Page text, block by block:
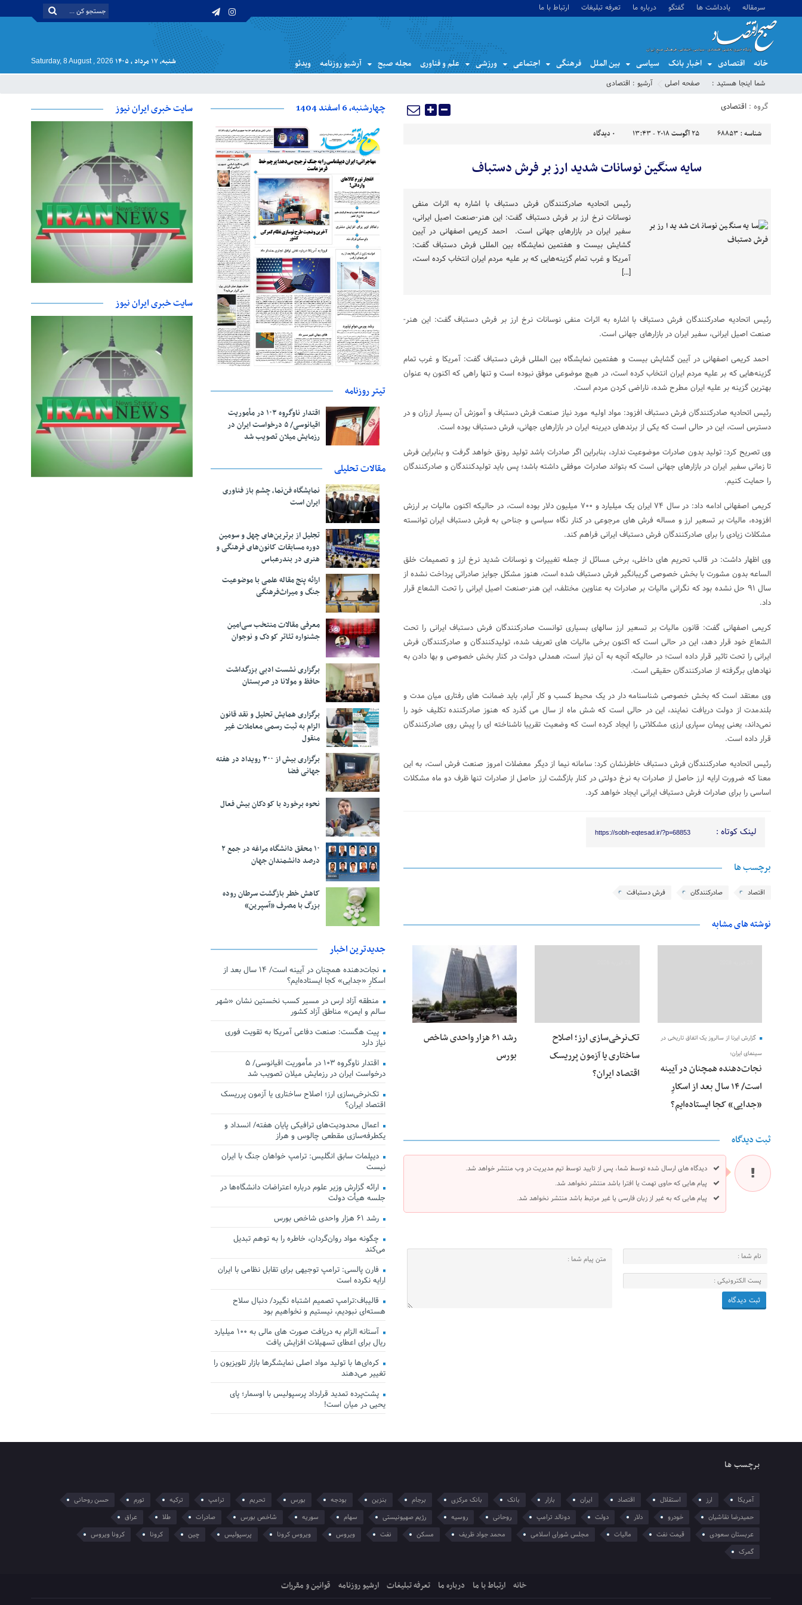
سرمقاله یادداشت ها گفتگو درباره ما تعرفه تبلیغات ارتباط با ما
خانه اقتصادی اخبار بانک سیاسی بین الملل فرهنگی اجتماعی ورزشی علم و فناوری مجله صبح آرشیو روزنامه ویدئو شنبه, ۱۷ مرداد , ۱۴۰۵ Saturday, 8 August , 2026
شما اینجا هستید : صفحه اصلی آرشیو : اقتصادی
گروه : اقتصادی
شناسه : 68853 25 آگوست 2018 - 13:43 0 دیدگاه
سایه سنگین نوسانات شدید ارز بر فرش دستباف
رئیس اتحادیه صادرکنندگان فرش دستباف با اشاره به اثرات منفی
نوسانات نرخ ارز بر فرش دستباف گفت: این هنر-صنعت اصیل ایرانی،
سفیر ایران در بازارهای جهانی است. احمد کریمی اصفهانی در آیین
گشایش بیست و هفتمین نمایشگاه بین المللی فرش دستباف گفت:
آمریکا و غرب تمام گزینه‌هایی که بر علیه مردم ایران انتخاب کرده است،
[…]
رئیس اتحادیه صادرکنندگان فرش دستباف با اشاره به اثرات منفی نوسانات نرخ ارز بر فرش دستباف گفت: این هنر-
صنعت اصیل ایرانی، سفیر ایران در بازارهای جهانی است.
احمد کریمی اصفهانی در آیین گشایش بیست و هفتمین نمایشگاه بین المللی فرش دستباف گفت: آمریکا و غرب تمام
گزینه‌هایی که بر علیه مردم ایران انتخاب کرده است، در هیچ موضوعی موفق نبوده است و تنها راهی که اکنون به عنوان
بهترین گزینه بر علیه ایران مطرح شده، ناراضی کردن مردم است.
رئیس اتحادیه صادرکنندگان فرش دستباف افزود: مواد اولیه مورد نیاز صنعت فرش دستباف و آموزش آن بسیار ارزان و در
دسترس است، این در حالی است که یکی از برندهای دیرینه ایران در بازارهای جهانی، فرش دستباف بوده است.
وی تصریح کرد: تولید بدون صادرات موضوعیت ندارد، بنابراین اگر صادرات باشد تولید رونق خواهد گرفت و بنابراین فرش
تا زمانی سفیر ایران در بازارهای جهانی است که بتواند صادرات موفقی داشته باشد؛ پس باید تولیدکنندگان و صادرکنندگان
را حمایت کنیم.
کریمی اصفهانی ادامه داد: در سال ۷۴ ایران یک میلیارد و ۷۰۰ میلیون دلار بوده است، در حالیکه اکنون مالیات بر ارزش
افزوده، مالیات بر تسعیر ارز و مساله فرش های مرجوعی در کنار نگاه سیاسی و جناحی به فرش دستباف ایران توانسته
مشکلات زیادی را برای صادرکنندگان فرش دستباف ایرانی فراهم کند.
وی اظهار داشت: در قالب تحریم های داخلی، برخی مسائل از جمله تغییرات و نوسانات شدید نرخ ارز و تصمیمات خلق
الساعه بدون مشورت با بخش خصوصی گریبانگیر فرش دستباف شده است، هنوز مشکل جوایز صادراتی پرداخت نشده از
سال ۹۱ حل نشده بود که نگرانی مالیات بر صادرات به عناوین مختلف، این هنر-صنعت اصیل ایرانی را تحت الشعاع قرار
داد.
کریمی اصفهانی گفت: قانون مالیات بر تسعیر ارز سالهای بسیاری توانست صادرکنندگان فرش دستباف ایرانی را تحت
الشعاع خود قرار دهد، این در حالی است که اکنون برخی مالیات های تعریف شده، تولیدکنندگان و صادرکنندگان فرش
ایرانی را تحت تاثیر قرار داده است؛ در حالیکه آنچه به آن نیاز است، همدلی دولت در کنار بخش خصوصی و بها دادن به
نهادهای برگرفته از صادرکنندگان حقیقی است.
وی معتقد است که بخش خصوصی شناسنامه دار در یک محیط کسب و کار آرام، باید ضمانت های رفتاری میان مدت و
بلندمدت از دولت دریافت نمایند، این در حالی است که شش ماه از سال می گذرد که هنوز صادرکننده تکلیف خود را
نمی‌داند، یعنی پیمان سپاری ارزی مشکلاتی را ایجاد کرده است که وضعیت تقریبا ناشناخته ای را پیش روی صادرکنندگان
قرار داده است.
رئیس اتحادیه صادرکنندگان فرش دستباف خاطرنشان کرد: سامانه نیما از دیگر معضلات امروز صنعت فرش است، به این
معنا که ضرورت ارایه ارز حاصل از صادرات به نرخ دولتی در کنار بازگشت ارز حاصل از صادرات تنها ظرف دو ماه مشکلات
اساسی را برای صادرات فرش دستباف ایرانی ایجاد خواهد کرد.
لینک کوتاه : https://sobh-eqtesad.ir/?p=68853
برچسب ها
اقتصاد صادرکنندگان فرش دستبافت
نوشته های مشابه
گزارش ایرنا از سالروز یک اتفاق تاریخی در
سینمای ایران؛
نجات‌دهنده‌ همچنان در آیینه
است/ ۱۴ سال بعد از اسکارِ
«جدایی» کجا ایستاده‌ایم؟
تک‌نرخی‌سازی ارز؛ اصلاح
ساختاری یا آزمون پرریسک
اقتصاد ایران؟
رشد ۶۱ هزار واحدی شاخص
بورس
ثبت دیدگاه
دیدگاه های ارسال شده توسط شما، پس از تایید توسط تیم مدیریت در وب منتشر خواهد شد.
پیام هایی که حاوی تهمت یا افترا باشد منتشر نخواهد شد.
پیام هایی که به غیر از زبان فارسی یا غیر مرتبط باشد منتشر نخواهد شد.
چهارشنبه، 6 اسفند 1404
تیتر روزنامه
اقتدار ناوگروه ۱۰۳ در مأموریت‌
اقیانوسی/ ۵ درخواست ایران در
رزمایش میلان تصویب شد
مقالات تحلیلی
نمایشگاه فن‌نما، چشم باز فناوری
ایران است
تجلیل از بر‌ترین‌های چهل و سومین
دوره مسابقات کانون‌های فرهنگی و
هنری در بندرعباس
ارائه پنج مقاله علمی با موضوعیت
جنگ و میراث‌فرهنگی
معرفی مقالات منتخب سی‌امین
جشنواره تئاتر کودک و نوجوان
برگزاری نشست ادبی بزرگداشت
حافظ و مولانا در صربستان
برگزاری همایش تحلیل و نقد قانون
الزام به ثبت رسمی معاملات غیر
منقول
برگزاری بیش از ۳۰۰ رویداد در هفته
جهانی فضا
نحوه برخورد با کودکان بیش فعال
۱۰ محقق دانشگاه مراغه در جمع ۲
درصد دانشمندان جهان
کاهش خطر بازگشت سرطان روده
بزرگ با مصرف «آسپرین»
جدیدترین اخبار
نجات‌دهنده‌ همچنان در آیینه است/ ۱۴ سال بعد از
اسکارِ «جدایی» کجا ایستاده‌ایم؟
منطقه آزاد ارس در مسیر کسب نخستین نشان «شهر
سالم و ایمن» مناطق آزاد کشور
پیت هگست: صنعت دفاعی آمریکا به تقویت فوری
نیاز دارد
اقتدار ناوگروه ۱۰۳ در مأموریت‌ اقیانوسی/ ۵
درخواست ایران در رزمایش میلان تصویب شد
تک‌نرخی‌سازی ارز؛ اصلاح ساختاری یا آزمون پرریسک
اقتصاد ایران؟
اعمال محدودیت‌های ترافیکی پایان هفته/ انسداد و
یکطرفه‌سازی مقطعی چالوس و هراز
دیپلمات سابق انگلیس:‌ ترامپ خواهان جنگ با ایران
نیست
ارائه گزارش وزیر علوم درباره اعتراضات دانشگاه‌ها در
جلسه هیأت دولت
رشد ۶۱ هزار واحدی شاخص بورس
چگونه مواد روان‌گردان، خاطره را به توهم تبدیل
می‌کند
فارن پالسی: ترامپ توجیهی برای تقابل نظامی با ایران
ارایه نکرده است
قالیباف:ترامپ تصمیم اشتباه نگیرد/ دنبال سلاح
هسته‌ای نبودیم، نیستیم و نخواهیم بود
آستانه الزام به دریافت صورت های مالی به ۱۰۰ میلیارد
ریال برای اعطای تسهیلات افزایش یافت
کره‌ای‌ها با تولید مواد اصلی نمایشگرها بازار تلویزیون را
تغییر می‌دهند
پشت‌پرده تمدید قرارداد پرسپولیس با اوسمار؛ پای
یحیی در میان است!
سایت خبری ایران نیوز
سایت خبری ایران نیوز
برچسب ها
آمریکا ارز استقلال اقتصاد ایران بازار بانک بانک مرکزی برجام بنزین بودجه بورس تحریم ترامپ ترکیه تورم
حسن روحانی
حمیدرضا نقاشیان
خودرو دلار دولت دونالد ترامپ روحانی روسیه رژیم صهیونیستی سهام سوریه شاخص بورس صادرات طلا
عراق
عربستان سعودی
قیمت نفت مالیات مجلس شورای اسلامی محمد جواد ظریف مسکن نفت ویروس ویروس کرونا پرسپولیس چین کرونا
کرونا ویروس
گمرک
خانه ارتباط با ما درباره ما تعرفه تبلیغات ارشیو روزنامه قوانین و مقررات